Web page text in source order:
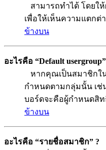
สามารถทำได้ โดยใ
เพื่อให้เห็นความแตกต่
ข้างบน
อะไรคือ “Default
หากคุณเป็นสมาชิกใ
กำหนดตามกลุ่มนั้น เช่
บอร์ดจะคือผู้กำหนดสิท
ข้างบน
อะไรคือ “รายชื่อสมาชิก” ?